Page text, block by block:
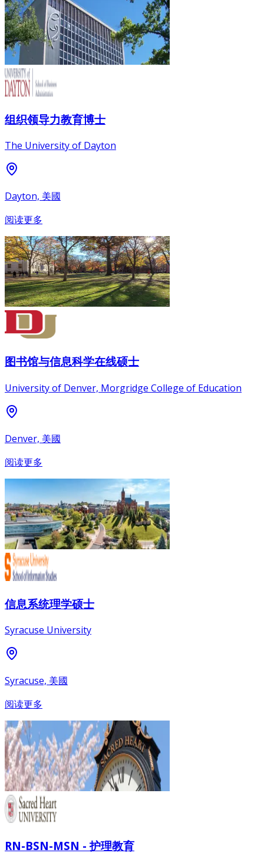
组织领导力教育博士
The University of Dayton
Dayton, 美國
阅读更多
图书馆与信息科学在线硕士
University of Denver, Morgridge College of Education
Denver, 美國
阅读更多
信息系统理学硕士
Syracuse University
Syracuse, 美國
阅读更多
RN-BSN-MSN - 护理教育